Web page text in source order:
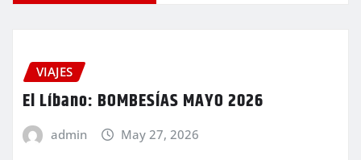
VIAJES
El Líbano: BOMBESÍAS MAYO 2026
admin May 27, 2026